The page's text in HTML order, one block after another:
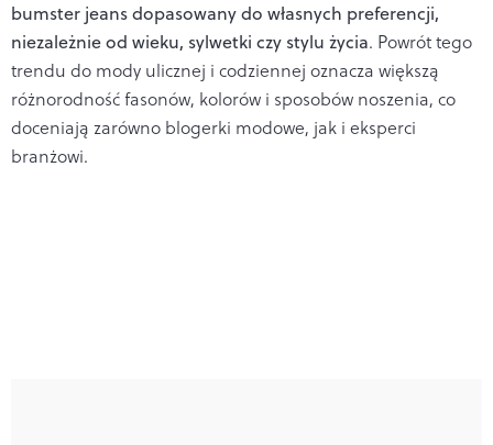
bumster jeans dopasowany do własnych preferencji,
niezależnie od wieku, sylwetki czy stylu życia. Powrót tego
trendu do mody ulicznej i codziennej oznacza większą
różnorodność fasonów, kolorów i sposobów noszenia, co
doceniają zarówno blogerki modowe, jak i eksperci
branżowi.